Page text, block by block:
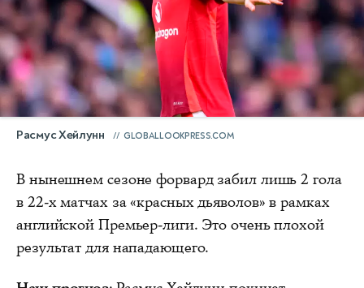
Расмус Хейлунн GLOBALLOOKPRESS.COM
В нынешнем сезоне форвард забил лишь 2 гола
в 22-х матчах за «красных дьяволов» в рамках
английской Премьер-лиги. Это очень плохой
результат для нападающего.